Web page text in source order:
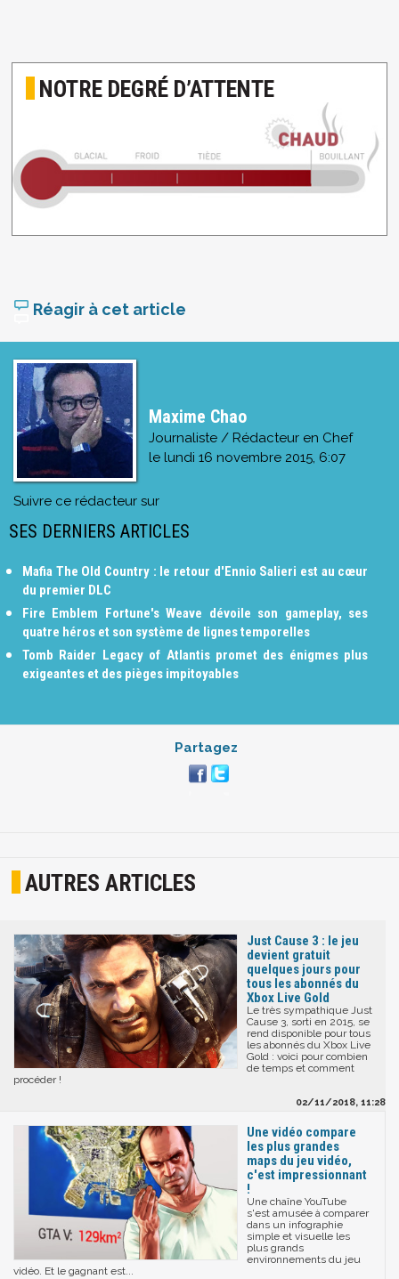
NOTRE DEGRÉ D’ATTENTE
Réagir à cet article
Maxime Chao
Journaliste / Rédacteur en Chef
le lundi 16 novembre 2015, 6:07
Suivre ce rédacteur sur
SES DERNIERS ARTICLES
Mafia The Old Country : le retour d'Ennio Salieri est au cœur
du premier DLC
Fire Emblem Fortune's Weave dévoile son gameplay, ses
quatre héros et son système de lignes temporelles
Tomb Raider Legacy of Atlantis promet des énigmes plus
exigeantes et des pièges impitoyables
Partagez
AUTRES ARTICLES
Just Cause 3 : le jeu
devient gratuit
quelques jours pour
tous les abonnés du
Xbox Live Gold
Le très sympathique Just
Cause 3, sorti en 2015, se
rend disponible pour tous
les abonnés du Xbox Live
Gold : voici pour combien
de temps et comment
procéder !
02/11/2018, 11:28
Une vidéo compare
les plus grandes
maps du jeu vidéo,
c'est impressionnant
!
Une chaîne YouTube
s'est amusée à comparer
dans un infographie
simple et visuelle les
plus grands
environnements du jeu
vidéo. Et le gagnant est...